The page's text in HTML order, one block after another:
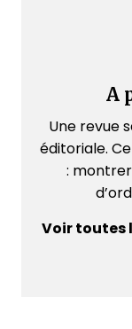
A
Une revue
éditoriale.
:
Voir toutes